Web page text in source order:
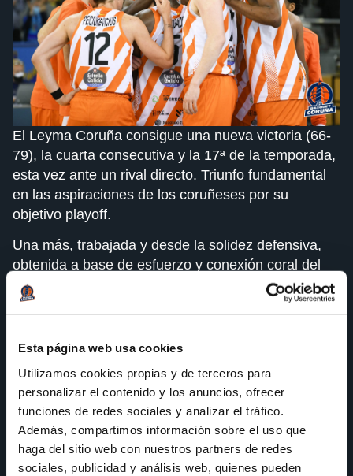
Esta página web usa cookies
Utilizamos cookies propias y de terceros para
personalizar el contenido y los anuncios, ofrecer
funciones de redes sociales y analizar el tráfico.
Además, compartimos información sobre el uso que
haga del sitio web con nuestros partners de redes
sociales, publicidad y análisis web, quienes pueden
El Leyma Coruña consigue una nueva victoria (66-
79), la cuarta consecutiva y la 17ª de la temporada,
esta vez ante un rival directo. Triunfo fundamental
en las aspiraciones de los coruñeses por su
objetivo playoff.
Una más, trabajada y desde la solidez defensiva,
obtenida a base de esfuerzo y conexión coral del
equipo. Tras la victoria del pasado lunes, el equipo
herculino ha conseguido el segundo triunfo de la
defensa.
A pesar de un inicio algo frío del equipo coruñés, el
conjunto herculino supo ser paciente, concentrarse
y, a través de la defensa, frenar a su rival y
comenzar a anotar. Una vez engrasada la
maquinaria, poco pudieron hacer sus rivales por